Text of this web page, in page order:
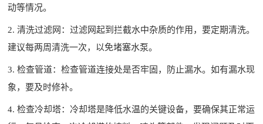
动等情况。
2. 清洗过滤网：过滤网起到拦截水中杂质的作用，要定期清洗。
建议每两周清洗一次，以免堵塞水泵。
3. 检查管道：检查管道连接处是否牢固，防止漏水。如有漏水现
象，要及时修补。
4. 检查冷却塔：冷却塔是降低水温的关键设备，要确保其正常运